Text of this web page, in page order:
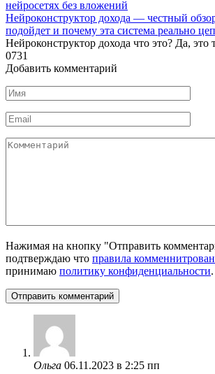
Нейроконструктор дохода — честный
подойдет и почему эта система реально
Нейроконструктор дохода что это? Да, это
0731
Добавить комментарий
Имя
*
Email
*
Комментарий
Нажимая на кнопку "Отправить
подтверждаю что правила
принимаю политику конфиденциальности.
Ольга 06.11.2023 в 2:25 пп